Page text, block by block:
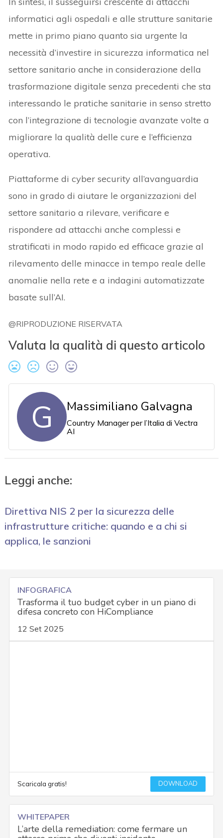
informatici agli ospedali e alle strutture sanitarie
mette in primo piano quanto sia urgente la
necessità d’investire in sicurezza informatica nel
settore sanitario anche in considerazione della
trasformazione digitale senza precedenti che sta
interessando le pratiche sanitarie in senso stretto
con l’integrazione di tecnologie avanzate volte a
migliorare la qualità delle cure e l’efficienza
operativa.
Piattaforme di cyber security all’avanguardia
sono in grado di aiutare le organizzazioni del
settore sanitario a rilevare, verificare e
rispondere ad attacchi anche complessi e
stratificati in modo rapido ed efficace grazie al
rilevamento delle minacce in tempo reale delle
anomalie nella rete e a indagini automatizzate
basate sull’AI.
@RIPRODUZIONE RISERVATA
Valuta la qualità di questo articolo
G Massimiliano Galvagna
Country Manager per l’Italia di Vectra
AI
Leggi anche:
Direttiva NIS 2 per la sicurezza delle
infrastrutture critiche: quando e a chi si
applica, le sanzioni
INFOGRAFICA
Trasforma il tuo budget cyber in un piano di
difesa concreto con HiCompliance
12 Set 2025
Scaricala gratis! DOWNLOAD
WHITEPAPER
L’arte della remediation: come fermare un